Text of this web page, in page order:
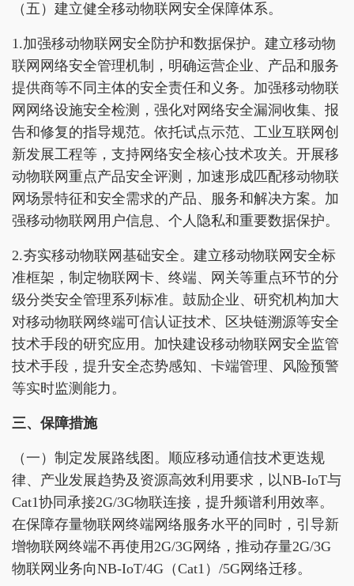
（五）建立健全移动物联网安全保障体系。
1.加强移动物联网安全防护和数据保护。建立移动物
联网网络安全管理机制，明确运营企业、产品和服务
提供商等不同主体的安全责任和义务。加强移动物联
网网络设施安全检测，强化对网络安全漏洞收集、报
告和修复的指导规范。依托试点示范、工业互联网创
新发展工程等，支持网络安全核心技术攻关。开展移
动物联网重点产品安全评测，加速形成匹配移动物联
网场景特征和安全需求的产品、服务和解决方案。加
强移动物联网用户信息、个人隐私和重要数据保护。
2.夯实移动物联网基础安全。建立移动物联网安全标
准框架，制定物联网卡、终端、网关等重点环节的分
级分类安全管理系列标准。鼓励企业、研究机构加大
对移动物联网终端可信认证技术、区块链溯源等安全
技术手段的研究应用。加快建设移动物联网安全监管
技术手段，提升安全态势感知、卡端管理、风险预警
等实时监测能力。
三、保障措施
（一）制定发展路线图。顺应移动通信技术更迭规
律、产业发展趋势及资源高效利用要求，以NB-IoT与
Cat1协同承接2G/3G物联连接，提升频谱利用效率。
在保障存量物联网终端网络服务水平的同时，引导新
增物联网终端不再使用2G/3G网络，推动存量2G/3G
物联网业务向NB-IoT/4G（Cat1）/5G网络迁移。